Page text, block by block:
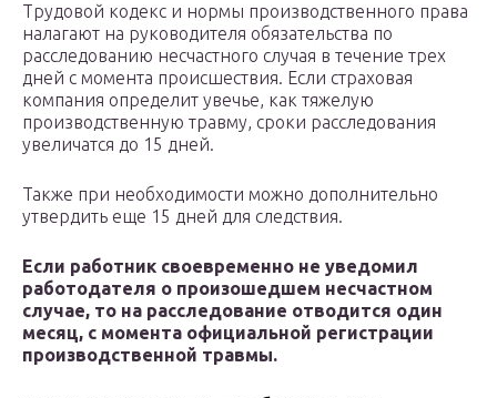
Трудовой кодекс и нормы производственного права
налагают на руководителя обязательства по
расследованию несчастного случая в течение трех
дней с момента происшествия. Если страховая
компания определит увечье, как тяжелую
производственную травму, сроки расследования
увеличатся до 15 дней.
Также при необходимости можно дополнительно
утвердить еще 15 дней для следствия.
Если работник своевременно не уведомил
работодателя о произошедшем несчастном
случае, то на расследование отводится один
месяц, с момента официальной регистрации
производственной травмы.